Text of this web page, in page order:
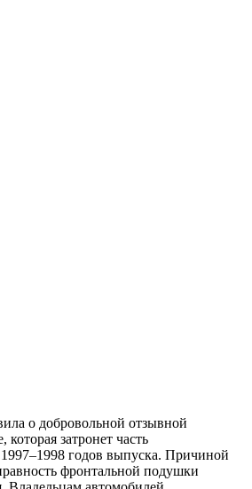
о добровольной отзывной
затронет часть
годов выпуска. Причиной
фронтальной подушки